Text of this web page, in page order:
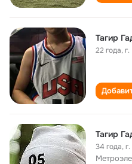
Тагир
22 года,
Тагир
34 года,